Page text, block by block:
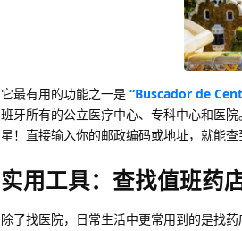
它最有用的功能之一是 “Buscador de
班牙所有的公立医疗中心、专科中心和医
星！直接输入你的邮政编码或地址，就能查
实用工具：查找值班药
除了找医院，日常生活中更常用到的是找